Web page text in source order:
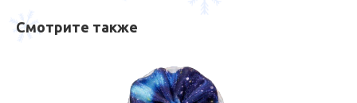
Смотрите также